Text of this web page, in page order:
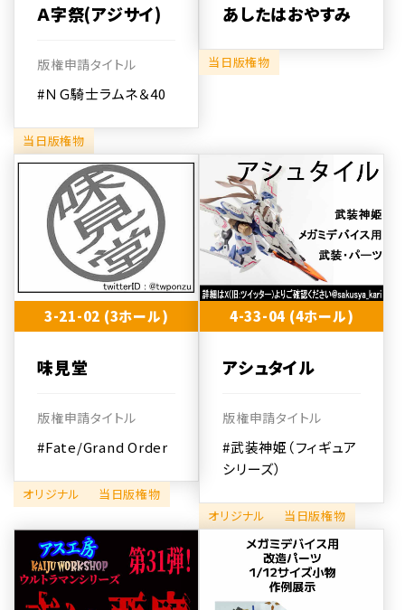
Ａ字祭(アジサイ)
版権申請タイトル
#ＮＧ騎士ラムネ＆40
当日版権物
あしたはおやすみ
当日版権物
3-21-02 (3ホール)
味見堂
版権申請タイトル
#Fate/Grand Order
オリジナル 当日版権物
4-33-04 (4ホール)
アシュタイル
版権申請タイトル
#武装神姫（フィギュア
シリーズ）
オリジナル 当日版権物